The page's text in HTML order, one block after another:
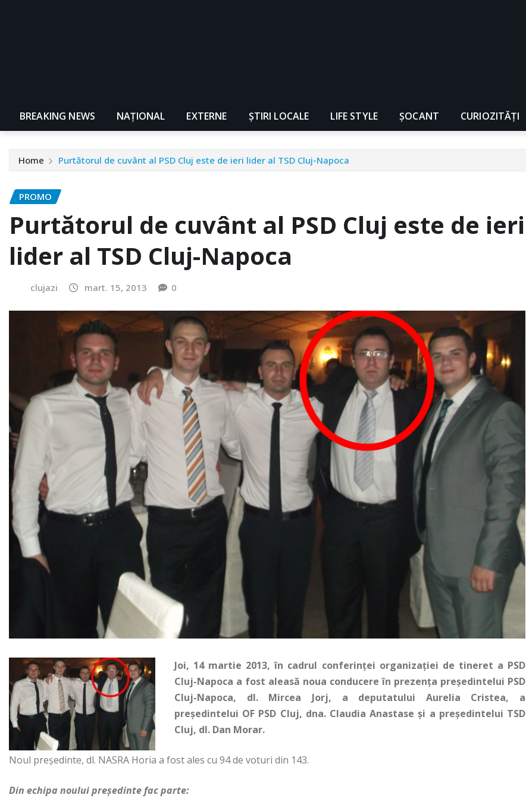
BREAKING NEWS NAŢIONAL EXTERNE ȘTIRI LOCALE LIFE STYLE ȘOCANT CURIOZITĂȚI
Home Purtătorul de cuvânt al PSD Cluj este de ieri lider al TSD Cluj-Napoca
PROMO
Purtătorul de cuvânt al PSD Cluj este de ieri
lider al TSD Cluj-Napoca
clujazi mart. 15, 2013 0
Joi, 14 martie 2013, în cadrul conferinței organizației de tineret a PSD
Cluj-Napoca a fost aleasă noua conducere în prezența președintelui PSD
Cluj-Napoca, dl. Mircea Jorj, a deputatului Aurelia Cristea, a
președintelui OF PSD Cluj, dna. Claudia Anastase și a președintelui TSD
Cluj, dl. Dan Morar.
Noul președinte, dl. NASRA Horia a fost ales cu 94 de voturi din 143.
Din echipa noului președinte fac parte: